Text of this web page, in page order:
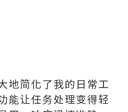
地简化了我的日常工
能让任务处理变得轻